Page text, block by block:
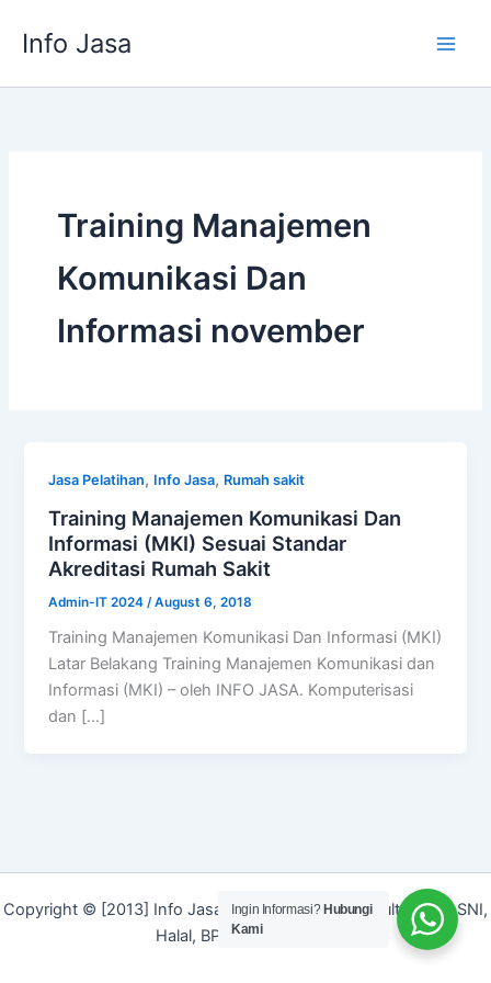
Info Jasa
Training Manajemen
Komunikasi Dan
Informasi november
Jasa Pelatihan, Info Jasa, Rumah sakit
Training Manajemen Komunikasi Dan
Informasi (MKI) Sesuai Standar
Akreditasi Rumah Sakit
Admin-IT 2024 /August 6, 2018
Training Manajemen Komunikasi Dan Informasi (MKI)
Latar Belakang Training Manajemen Komunikasi dan
Informasi (MKI) – oleh INFO JASA. Komputerisasi
dan […]
Copyright © [2013] Info Jasa | Layanan Jasa Konsultan ISO, SNI,
Halal, BPOM dan Merek]
Ingin Informasi? Hubungi
Kami